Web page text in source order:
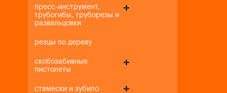
пресс-инструмент,
трубогибы, труборезы и
развальцовки
резцы по дереву
скобозабивные
пистолеты
стамески и зубило